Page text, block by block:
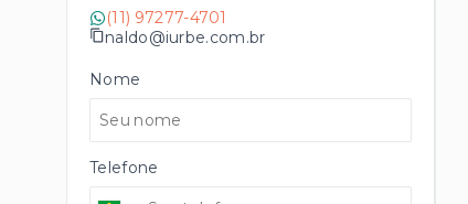
(11) 97277-4701
naldo@iurbe.com.br
Nome
Telefone